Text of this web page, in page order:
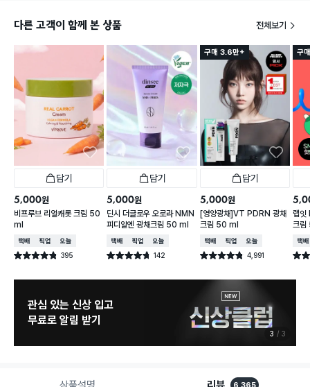
다른 고객이 함께 본 상품 전체보기
담기
5,000원
비프루브 리얼캐롯 크림 50
ml
택배배송매장픽업오늘배송
별점 4.8점 395
건 작성
담기
5,000원
딘시 더글로우 오로라 NMN
피디알엔 광채크림 50 ml
택배배송매장픽업오늘배송
별점 4.7점 142
건 작성
구매 3.6만+
담기
5,000원
[영양광채]VT PDRN 광채
크림 50 ml
택배배송매장픽업오늘배송
별점 4.8점 4,991
건 작성
구
랩잇
크
택배
별점
관심 있는 신상 입고
무료로 알림 받기
3 3